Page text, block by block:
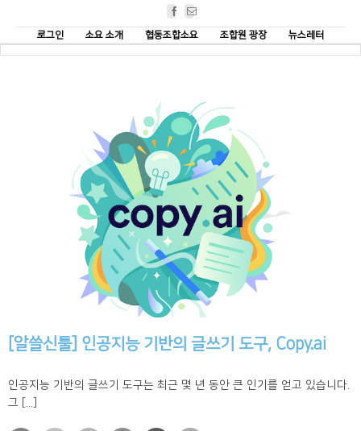
Facebook
로그인
소요 소개 협동조합소요 조합원 광장 뉴스레터
[알쓸신툴] 인공지능 기반의 글쓰기 도구, Copy.ai
인공지능 기반의 글쓰기 도구는 최근 몇 년 동안 큰 인기를 얻고 있습니다.
그 [...]